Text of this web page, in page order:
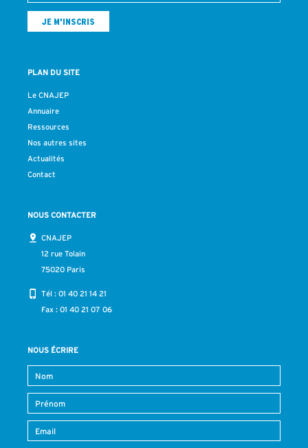
PLAN DU SITE
Le CNAJEP
Annuaire
Ressources
Nos autres sites
Actualités
Contact
NOUS CONTACTER
CNAJEP
12 rue Tolain
75020 Paris
Tél : 01 40 21 14 21
Fax : 01 40 21 07 06
NOUS ÉCRIRE